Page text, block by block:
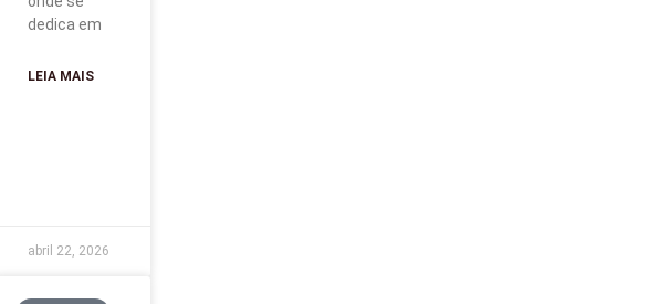
dedica em
LEIA MAIS
abril 22, 2026